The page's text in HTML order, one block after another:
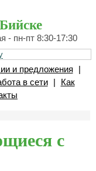
- пн-пт 8:30-17:30
и предложения
|
в сети |
Как
с